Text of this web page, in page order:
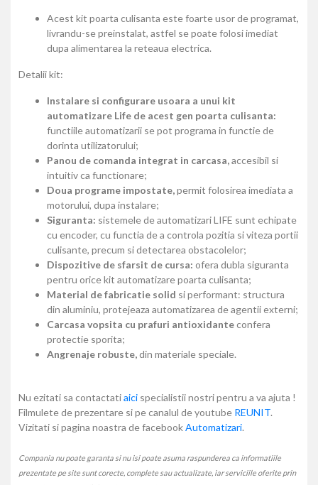
Acest kit poarta culisanta este foarte usor de programat,
livrandu-se preinstalat, astfel se poate folosi imediat
dupa alimentarea la reteaua electrica.
Detalii kit:
Instalare si configurare usoara a unui kit
automatizare Life de acest gen poarta culisanta:
functiile automatizarii se pot programa in functie de
dorinta utilizatorului;
Panou de comanda integrat in carcasa,accesibil si
intuitiv ca functionare;
Doua programe impostate,permit folosirea imediata a
motorului, dupa instalare;
Siguranta: sistemele de automatizari LIFE sunt echipate
cu encoder, cu functia de a controla pozitia si viteza portii
culisante, precum si detectarea obstacolelor;
Dispozitive de sfarsit de cursa: ofera dubla siguranta
pentru orice kit automatizare poarta culisanta;
Material de fabricatie solid si performant: structura
din aluminiu, protejeaza automatizarea de agentii externi;
Carcasa vopsita cu prafuri antioxidanteconfera
protectie sporita;
Angrenaje robuste,din materiale speciale.
Nu ezitati sa contactatiaici specialistii nostri pentru a va ajuta !
Filmulete de prezentare si pe canalul de youtube REUNIT.
Vizitati si pagina noastra de facebookAutomatizari.
Compania nu poate garanta si nu isi poate asuma raspunderea ca informatiile
prezentate pe site sunt corecte, complete sau actualizate, iar serviciile oferite prin